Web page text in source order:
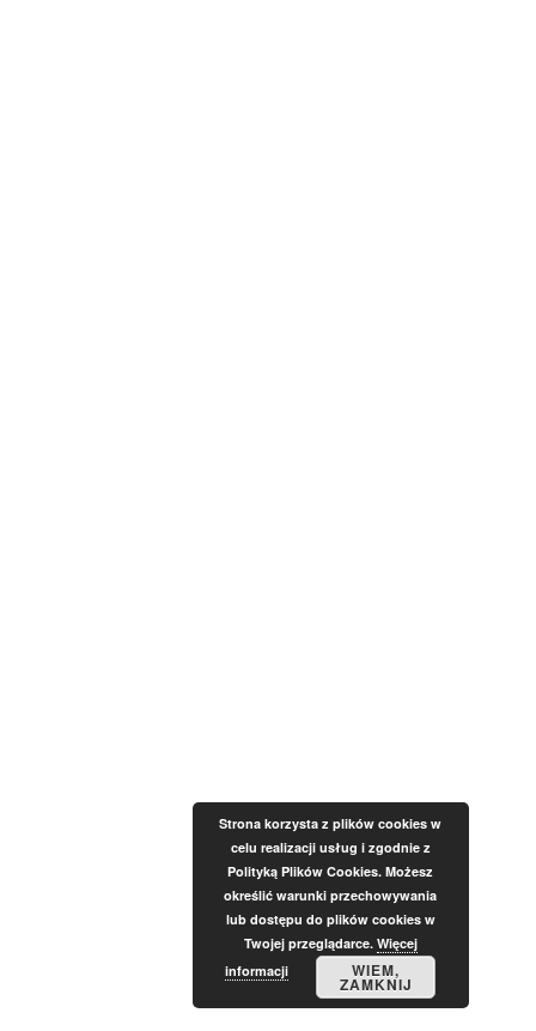
Strona korzysta z plików cookies w
celu realizacji usług i zgodnie z
Polityką Plików Cookies. Możesz
określić warunki przechowywania
lub dostępu do plików cookies w
Twojej przeglądarce. Więcej
informacji
WIEM,
ZAMKNIJ